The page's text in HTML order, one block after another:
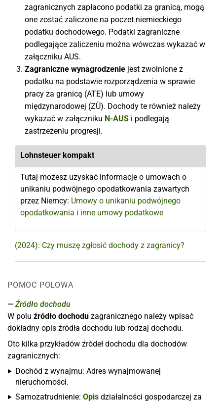
zagranicznych zapłacono podatki za granicą, mogą
one zostać zaliczone na poczet niemieckiego
podatku dochodowego. Podatki zagraniczne
podlegające zaliczeniu można wówczas wykazać w
załączniku AUS.
Zagraniczne wynagrodzenie jest zwolnione z
podatku na podstawie rozporządzenia w sprawie
pracy za granicą (ATE) lub umowy
międzynarodowej (ZÜ). Dochody te również należy
wykazać w załączniku N-AUS i podlegają
zastrzeżeniu progresji.
Lohnsteuer kompakt
Tutaj możesz uzyskać informacje o umowach o
unikaniu podwójnego opodatkowania zawartych
przez Niemcy: Umowy o unikaniu podwójnego
opodatkowania i inne umowy podatkowe
(2024): Czy muszę zgłosić dochody z zagranicy?
POMOC POLOWA
Źródło dochodu
W polu źródło dochodu zagranicznego należy wpisać
dokładny opis źródła dochodu lub rodzaj dochodu.
Oto kilka przykładów źródeł dochodu dla dochodów
zagranicznych:
Dochód z wynajmu: Adres wynajmowanej
nieruchomości.
Samozatrudnienie: Opis działalności gospodarczej za